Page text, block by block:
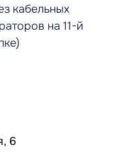
кабельных
на 11-й
6